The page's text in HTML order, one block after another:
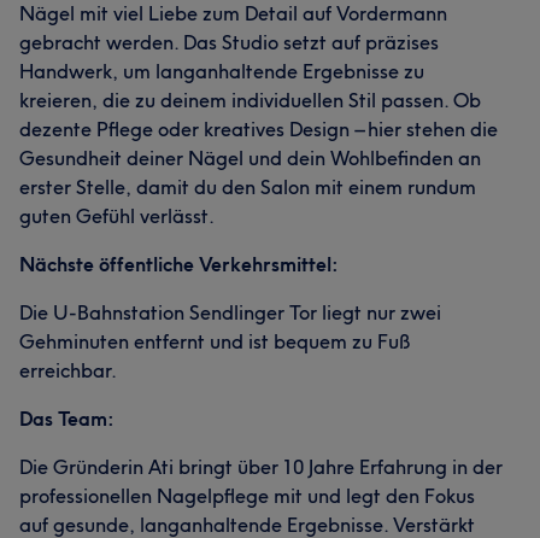
Nägel mit viel Liebe zum Detail auf Vordermann
gebracht werden. Das Studio setzt auf präzises
Handwerk, um langanhaltende Ergebnisse zu
kreieren, die zu deinem individuellen Stil passen. Ob
dezente Pflege oder kreatives Design – hier stehen die
Gesundheit deiner Nägel und dein Wohlbefinden an
erster Stelle, damit du den Salon mit einem rundum
guten Gefühl verlässt.
Nächste öffentliche Verkehrsmittel:
Die U-Bahnstation Sendlinger Tor liegt nur zwei
Gehminuten entfernt und ist bequem zu Fuß
erreichbar.
Das Team:
Die Gründerin Ati bringt über 10 Jahre Erfahrung in der
professionellen Nagelpflege mit und legt den Fokus
auf gesunde, langanhaltende Ergebnisse. Verstärkt